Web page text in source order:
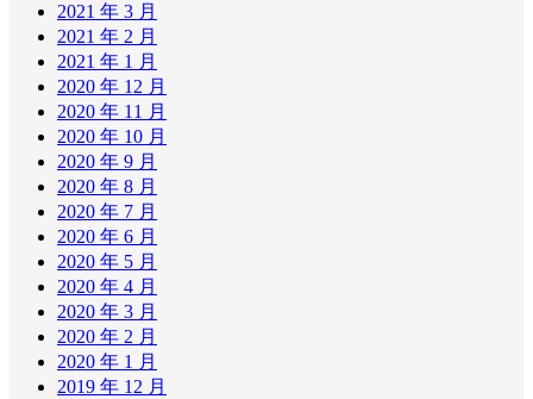
2021 年 3 月
2021 年 2 月
2021 年 1 月
2020 年 12 月
2020 年 11 月
2020 年 10 月
2020 年 9 月
2020 年 8 月
2020 年 7 月
2020 年 6 月
2020 年 5 月
2020 年 4 月
2020 年 3 月
2020 年 2 月
2020 年 1 月
2019 年 12 月